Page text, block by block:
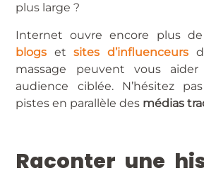
plus large ?
Internet ouvre encore plus de
blogs et sites d’influenceurs
massage peuvent vous
audience ciblée. N’hésitez
pistes en parallèle des médias
Raconter une